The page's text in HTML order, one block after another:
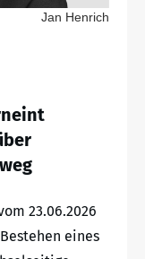
Jan Henrich
23.06.2026
eines